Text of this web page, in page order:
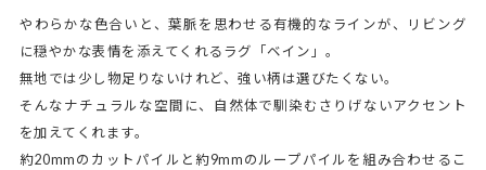
やわらかな色合いと、葉脈を思わせる有機的なラインが、リビング
に穏やかな表情を添えてくれるラグ「ベイン」。
無地では少し物足りないけれど、強い柄は選びたくない。
そんなナチュラルな空間に、自然体で馴染むさりげないアクセント
を加えてくれます。
約20mmのカットパイルと約9mmのループパイルを組み合わせるこ